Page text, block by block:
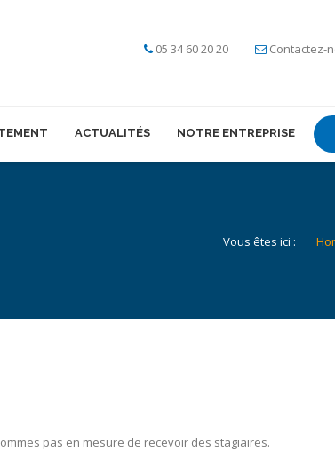
05 34 60 20 20 Contactez-
ACTUALITÉS NOTRE ENTREPRISE
Vous êtes ici :
pas en mesure de recevoir des stagiaires.